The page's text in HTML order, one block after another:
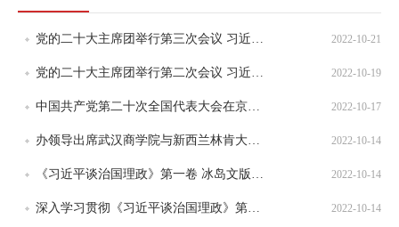
2022-10-21
2022-10-19
2022-10-17
2022-10-14
2022-10-14
2022-10-14